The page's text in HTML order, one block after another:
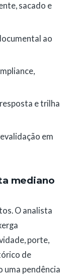
sacado e
ao
e trilha
em
mediano
O analista
porte,
de
uma pendência